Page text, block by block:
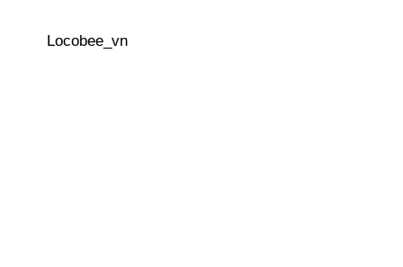
Locobee_vn